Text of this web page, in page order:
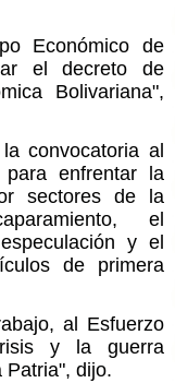
Económico de
el decreto de
Bolivariana",
convocatoria al
enfrentar la
sectores de la
el
y el
de primera
al Esfuerzo
y la guerra
Patria", dijo.